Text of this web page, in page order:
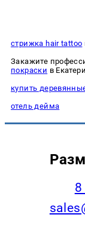
стрижка hair tattoo
Закажите
покраски в
купить
отель дейма